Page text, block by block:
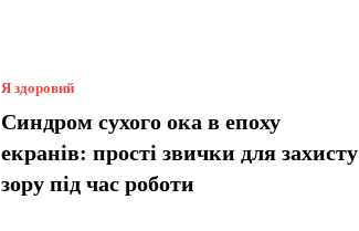
Я здоровий
Синдром сухого ока в епоху
екранів: прості звички для захисту
зору під час роботи